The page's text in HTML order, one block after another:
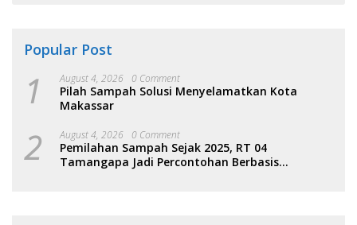
Popular Post
1 August 4, 2026 0 Comment
Pilah Sampah Solusi Menyelamatkan Kota
Makassar
2 August 4, 2026 0 Comment
Pemilahan Sampah Sejak 2025, RT 04
Tamangapa Jadi Percontohan Berbasis